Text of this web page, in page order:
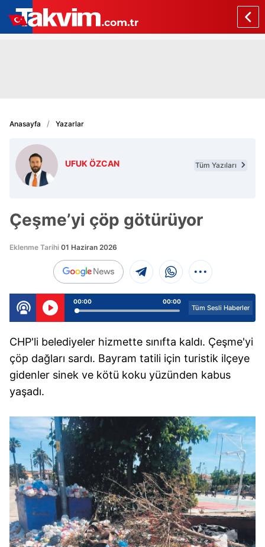
Anasayfa Yazarlar
UFUK ÖZCAN Tüm Yazıları
Çeşme’yi çöp götürüyor
Eklenme Tarihi 01 Haziran 2026
00:00
00:00
Tüm Sesli Haberler
CHP'li belediyeler hizmette sınıfta kaldı. Çeşme'yi
çöp dağları sardı. Bayram tatili için turistik ilçeye
gidenler sinek ve kötü koku yüzünden kabus
yaşadı.